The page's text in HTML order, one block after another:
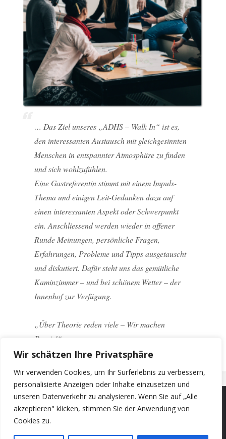
Wir schätzen Ihre Privatsphäre
Wir verwenden Cookies, um Ihr Surferlebnis zu verbessern,
personalisierte Anzeigen oder Inhalte einzusetzen und
unseren Datenverkehr zu analysieren. Wenn Sie auf „Alle
akzeptieren" klicken, stimmen Sie der Anwendung von
Cookies zu.
… Das Ziel unseres „ADHS – Walk In“ ist es,
den interessanten Austausch mit gleichgesinnten
Menschen in entspannter Atmosphäre zu finden
und sich wohlzufühlen.
Eine Gastreferentin stimmt mit einem Impuls-
Thema und einigen Leit-Gedanken dazu auf
einen interessanten Aspekt oder Schwerpunkt
ein. Anschliessend werden wieder in offener
Runde Meinungen, persönliche Fragen,
Erfahrungen, Probleme und Tipps ausgetauscht
und diskutiert. Dafür steht uns das gemütliche
Kaminzimmer – und bei schönem Wetter – der
Innenhof zur Verfügung.
„Über Theorie reden viele – Wir machen
Praxis!“